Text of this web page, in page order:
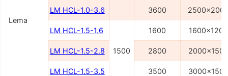
Lema
LM HCL-1.0-3.6 3600
LM HCL-1.5-1.6
1500
1600 1600x1200
LM HCL-1.5-2.8 2800 2000x1500
LM HCL-1.5-3.5 3500 3000x1500